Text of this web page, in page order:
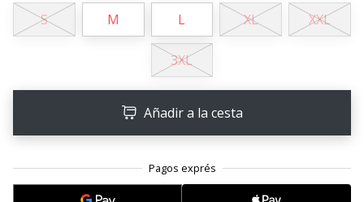
Weplayhandball!
¿Te
jugón?
en
equipo!
S M L XL XXL
3XL
Añadir a la cesta